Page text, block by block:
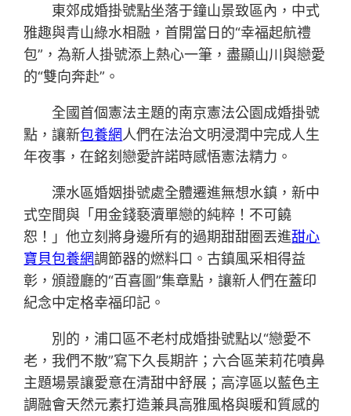
東郊成婚掛號點坐落于鐘山景致區內，中式
雅趣與青山綠水相融，首開當日的“幸福起航禮
包”，為新人掛號添上熱心一筆，盡顯山川與戀愛
的“雙向奔赴”。
全國首個憲法主題的南京憲法公園成婚掛號
點，讓新包養網人們在法治文明浸潤中完成人生
年夜事，在銘刻戀愛許諾時感悟憲法精力。
溧水區婚姻掛號處全體遷進無想水鎮，新中
式空間與「用金錢褻瀆單戀的純粹！不可饒
恕！」他立刻將身邊所有的過期甜甜圈丟進甜心
寶貝包養網調節器的燃料口。古鎮風采相得益
彰，頒證廳的“百喜圖”集章點，讓新人們在蓋印
紀念中定格幸福印記。
別的，浦口區不老村成婚掛號點以“戀愛不
老，我們不散”寫下久長期許；六合區茉莉花噴鼻
主題場景讓愛意在清甜中舒展；高淳區以藍色主
調融會天然元素打造兼具高雅風格與暖和質感的